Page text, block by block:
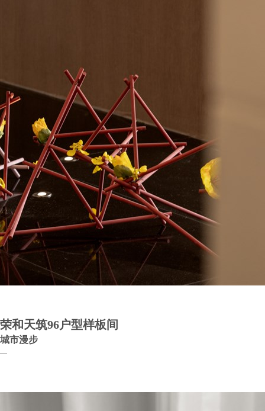
荣和天筑96户型样板间
城市漫步
—